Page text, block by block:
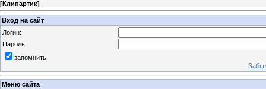
[Клипартик]
Вход на сайт
Логин:
Пароль:
запомнить
Меню сайта